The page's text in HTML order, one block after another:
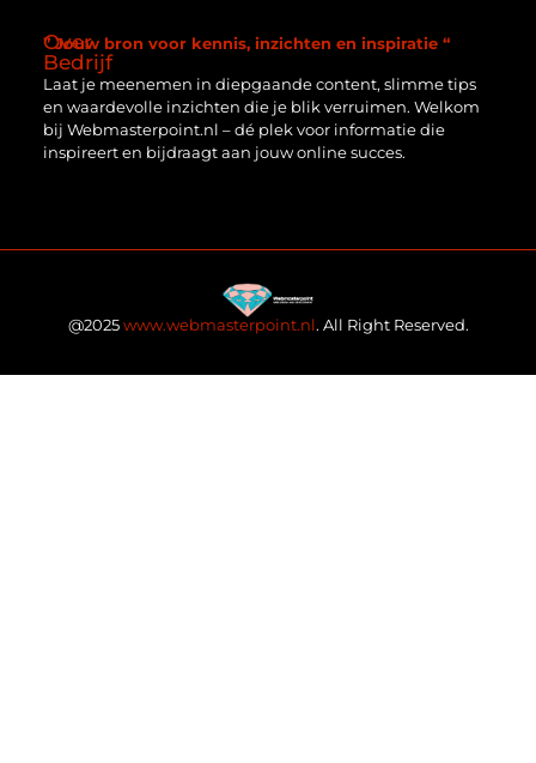
Over
Bedrijf
” Jouw bron voor kennis, inzichten en inspiratie “
Laat je meenemen in diepgaande content, slimme tips
en waardevolle inzichten die je blik verruimen. Welkom
bij Webmasterpoint.nl – dé plek voor informatie die
inspireert en bijdraagt aan jouw online succes.
@2025www.webmasterpoint.nl. All Right Reserved.